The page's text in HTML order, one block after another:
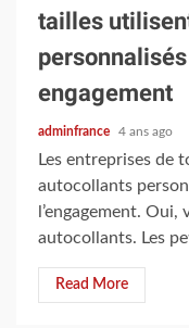
tailles
engagement
adminfrance 4 ans ago
Les entreprises de
autocollants
l’engagement.
autocollants. Les
Read More